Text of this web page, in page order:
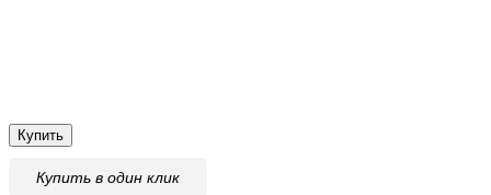
Купить
Купить в один клик